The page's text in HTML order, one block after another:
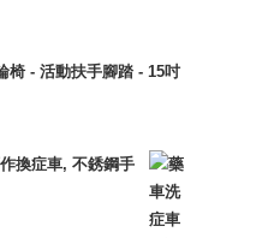
椅 - 活動扶手腳踏 - 15吋
換症車, 不銹鋼手